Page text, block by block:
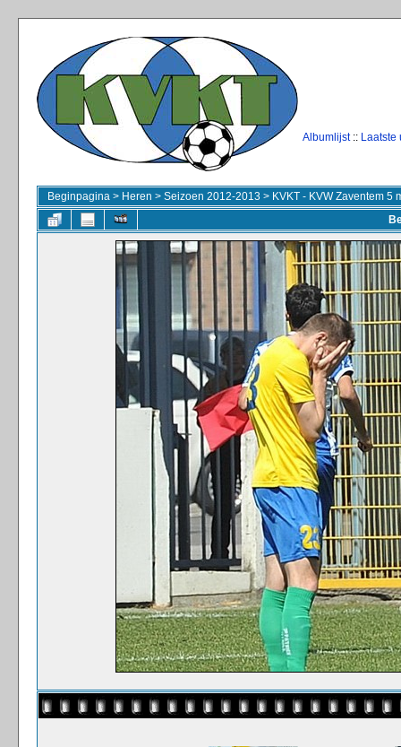
Albumlijst:: Laatste
Beginpagina > Heren > Seizoen 2012-2013 > KVKT - KVW Zaventem 5